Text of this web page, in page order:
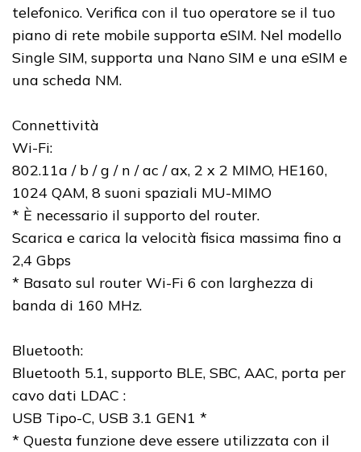
telefonico. Verifica con il tuo operatore se il tuo
piano di rete mobile supporta eSIM. Nel modello
Single SIM, supporta una Nano SIM e una eSIM e
una scheda NM.
Connettività
Wi-Fi:
802.11a / b / g / n / ac / ax, 2 x 2 MIMO, HE160,
1024 QAM, 8 suoni spaziali MU-MIMO
* È necessario il supporto del router.
Scarica e carica la velocità fisica massima fino a
2,4 Gbps
* Basato sul router Wi-Fi 6 con larghezza di
banda di 160 MHz.
Bluetooth:
Bluetooth 5.1, supporto BLE, SBC, AAC, porta per
cavo dati LDAC :
USB Tipo-C, USB 3.1 GEN1 *
* Questa funzione deve essere utilizzata con il